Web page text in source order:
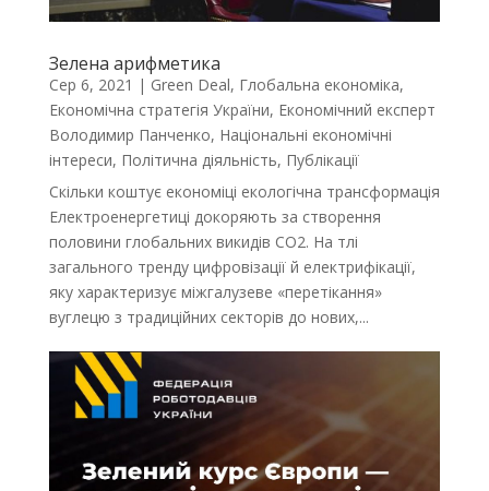
Зелена арифметика
Сер 6, 2021 | Green Deal, Глобальна економіка,
Економічна стратегія України, Економічний експерт
Володимир Панченко, Національні економічні
інтереси, Політична діяльність, Публікації
Скільки коштує економіці екологічна трансформація
Електроенергетиці докоряють за створення
половини глобальних викидів CO2. На тлі
загального тренду цифровізації й електрифікації,
яку характеризує міжгалузеве «перетікання»
вуглецю з традиційних секторів до нових,...